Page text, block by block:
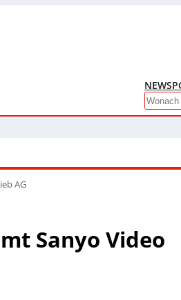
NEWS
Search
AG
Sanyo Video